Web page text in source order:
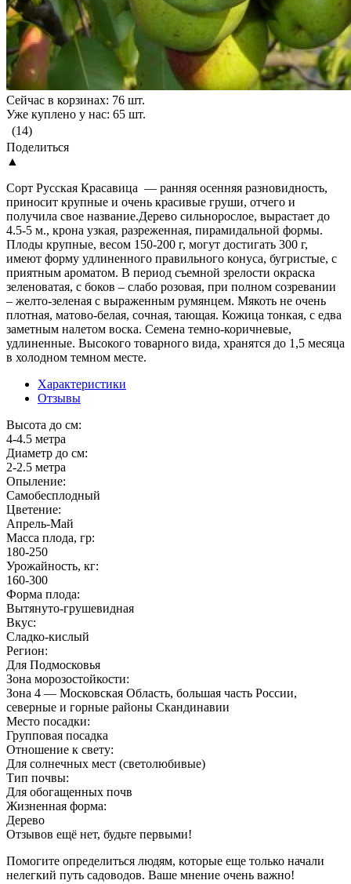
Сейчас в корзинах: 76 шт.
Уже куплено у нас: 65 шт.
(14)
Поделиться
▲
Сорт Русская Красавица — ранняя осенняя разновидность,
приносит крупные и очень красивые груши, отчего и
получила свое название.Дерево сильнорослое, вырастает до
4.5-5 м., крона узкая, разреженная, пирамидальной формы.
Плоды крупные, весом 150-200 г, могут достигать 300 г,
имеют форму удлиненного правильного конуса, бугристые, с
приятным ароматом. В период съемной зрелости окраска
зеленоватая, с боков – слабо розовая, при полном созревании
– желто-зеленая с выраженным румянцем. Мякоть не очень
плотная, матово-белая, сочная, тающая. Кожица тонкая, с едва
заметным налетом воска. Семена темно-коричневые,
удлиненные. Высокого товарного вида, хранятся до 1,5 месяца
в холодном темном месте.
Характеристики
Отзывы
Высота до см:
4-4.5 метра
Диаметр до см:
2-2.5 метра
Опыление:
Самобесплодный
Цветение:
Апрель-Май
Масса плода, гр:
180-250
Урожайность, кг:
160-300
Форма плода:
Вытянуто-грушевидная
Вкус:
Сладко-кислый
Регион:
Для Подмосковья
Зона морозостойкости:
Зона 4 — Московская Область, большая часть России,
северные и горные районы Скандинавии
Место посадки:
Групповая посадка
Отношение к свету:
Для солнечных мест (светолюбивые)
Тип почвы:
Для обогащенных почв
Жизненная форма:
Дерево
Отзывов ещё нет, будьте первыми!
Помогите определиться людям, которые еще только начали
нелегкий путь садоводов. Ваше мнение очень важно!